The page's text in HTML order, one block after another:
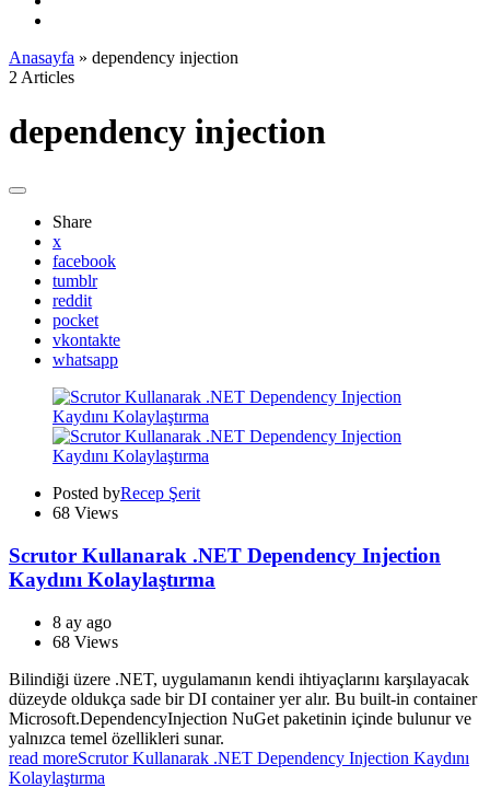
Anasayfa » dependency injection
2 Articles
dependency injection
Share
x
facebook
tumblr
reddit
pocket
vkontakte
whatsapp
Posted byRecep Şerit
68 Views
Scrutor Kullanarak .NET Dependency Injection
Kaydını Kolaylaştırma
8 ay ago
68 Views
Bilindiği üzere .NET, uygulamanın kendi ihtiyaçlarını karşılayacak
düzeyde oldukça sade bir DI container yer alır. Bu built-in container
Microsoft.DependencyInjection NuGet paketinin içinde bulunur ve
yalnızca temel özellikleri sunar.
read moreScrutor Kullanarak .NET Dependency Injection Kaydını
Kolaylaştırma